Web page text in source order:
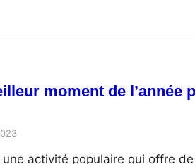
moment de l’année
activité populaire qui offre